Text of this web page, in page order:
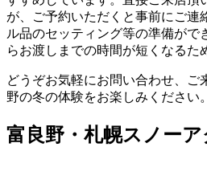
が、ご予約いただくと事前にご連
ル品のセッティング等の準備がで
らお渡しまでの時間が短くなるた
どうぞお気軽にお問い合わせ、ご
野の冬の体験をお楽しみください。
富良野・札幌スノー